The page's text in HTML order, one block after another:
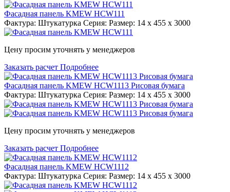
Фасадная панель KMEW HCW111
Фактура: Штукатурка Серия: Размер: 14 x 455 x 3000
Цену просим уточнять у менеджеров
Заказать расчет Подробнее
Фасадная панель KMEW HCW1113 Рисовая бумага
Фактура: Штукатурка Серия: Размер: 14 x 455 x 3000
Цену просим уточнять у менеджеров
Заказать расчет Подробнее
Фасадная панель KMEW HCW1112
Фактура: Штукатурка Серия: Размер: 14 x 455 x 3000